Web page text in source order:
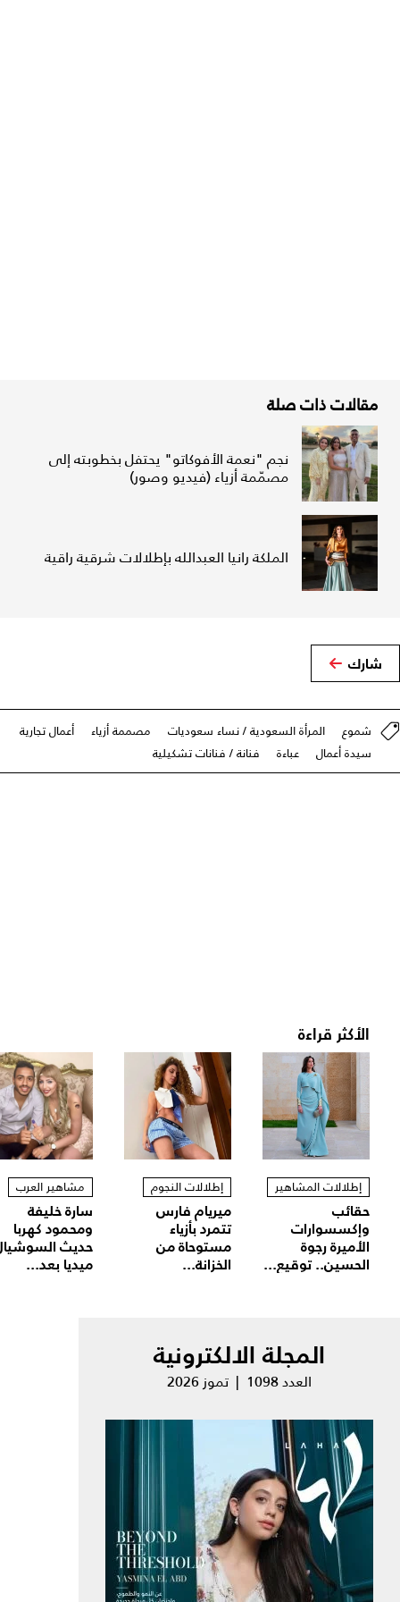
مقالات ذات صلة
نجم "نعمة الأفوكاتو" يحتفل بخطوبته إلى
مصمّمة أزياء (فيديو وصور)
الملكة رانيا العبدالله بإطلالات شرقية راقية
شارك
شموع المرأة السعودية / نساء سعوديات مصممة أزياء
أعمال تجارية
سيدة أعمال
عباءة فنانة / فنانات تشكيلية
الأكثر قراءة
إطلالات المشاهير
حقائب
وإكسسوارات
الأميرة رجوة
الحسين.. توقيع...
إطلالات النجوم
ميريام فارس
تتمرد بأزياء
مستوحاة من
الخزانة...
مشاهير العرب
سارة خليفة
ومحمود كهربا
حديث
ميديا بعد...
المجلة الالكترونية
العدد 1098 | تموز 2026